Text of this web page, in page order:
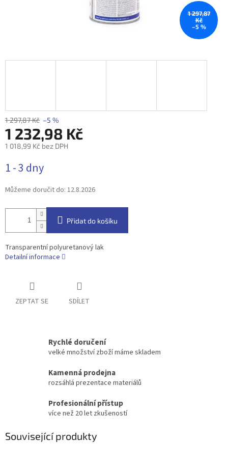
1 297,87
Kč
–5 %
1 297,87 Kč –5 %
1 232,98 Kč
1 018,99 Kč bez DPH
cena:
1 - 3 dny
Můžeme doručit do: 12.8.2026
Přidat do košíku
Transparentní polyuretanový lak
Detailní informace
ZEPTAT SE SDÍLET
Rychlé doručení
velké množství zboží máme skladem
Kamenná prodejna
rozsáhlá prezentace materiálů
Profesionální přístup
více než 20 let zkušeností
Související produkty